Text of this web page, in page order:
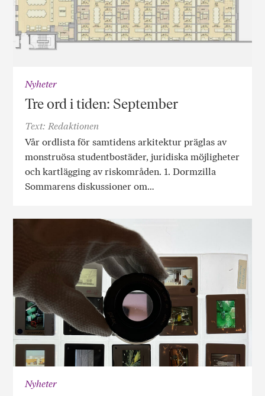
Nyheter
Tre ord i tiden: September
Text: Redaktionen
Vår ordlista för samtidens arkitektur präglas av
monstruösa studentbostäder, juridiska möjligheter
och kartlägging av riskområden. 1. Dormzilla
Sommarens diskussioner om…
Nyheter